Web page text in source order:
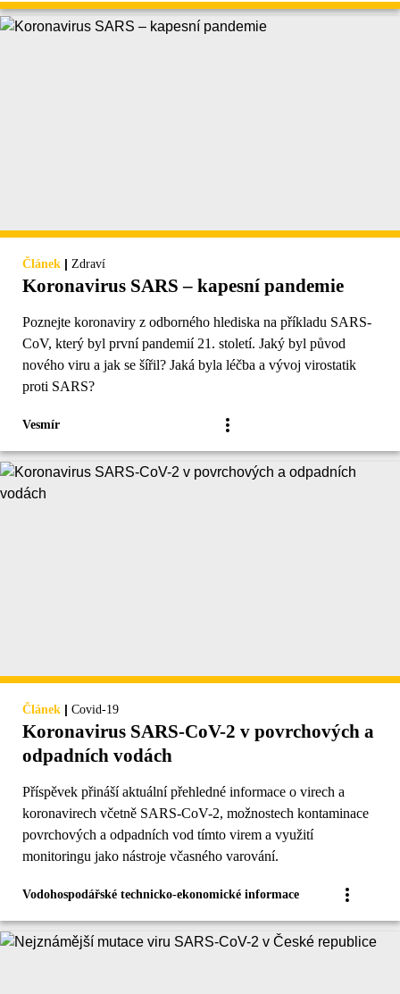
Článek | Zdraví
Koronavirus SARS – kapesní pandemie
Poznejte koronaviry z odborného hlediska na příkladu SARS-
CoV, který byl první pandemií 21. století. Jaký byl původ
nového viru a jak se šířil? Jaká byla léčba a vývoj virostatik
proti SARS?
Vesmír
Článek | Covid-19
Koronavirus SARS-CoV-2 v povrchových a
odpadních vodách
Příspěvek přináší aktuální přehledné informace o virech a
koronavirech včetně SARS-CoV-2, možnostech kontaminace
povrchových a odpadních vod tímto virem a využití
monitoringu jako nástroje včasného varování.
Vodohospodářské technicko-ekonomické informace